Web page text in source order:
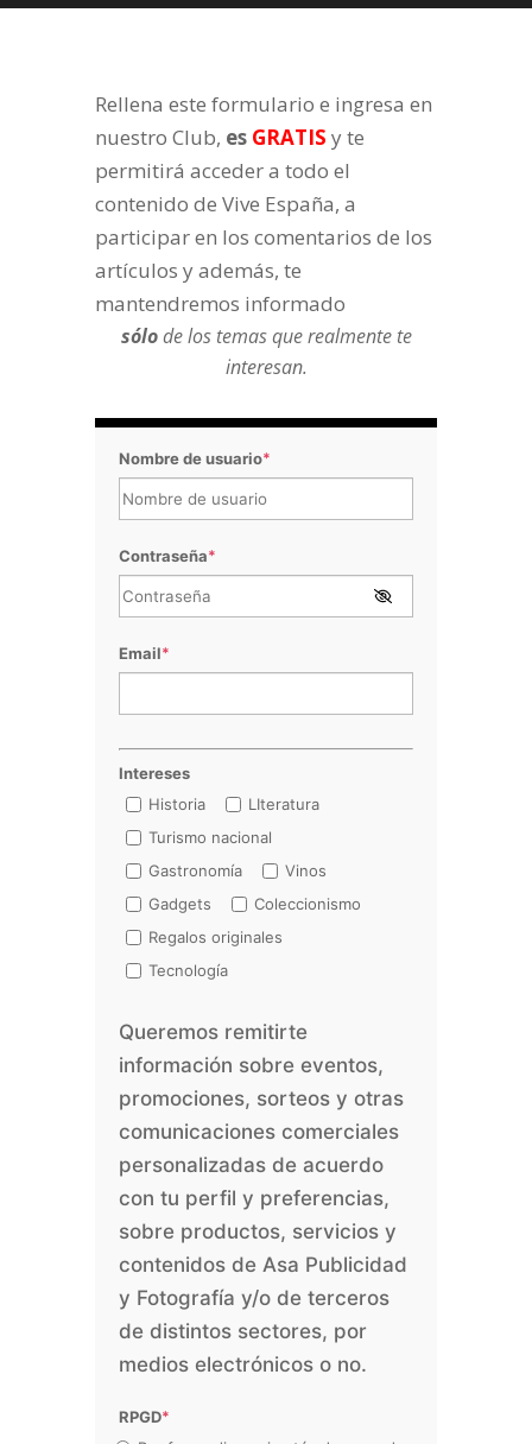
Rellena este formulario e ingresa en
nuestro Club, es GRATIS y te
permitirá acceder a todo el
contenido de Vive España, a
participar en los comentarios de los
artículos y además, te
mantendremos informado
sólode los temas que realmente te
interesan.
Nombre de usuario*
Contraseña*
Email*
Intereses
Historia
LIteratura
Turismo nacional
Gastronomía
Vinos
Gadgets
Coleccionismo
Regalos originales
Tecnología
Queremos remitirte
información sobre eventos,
promociones, sorteos y otras
comunicaciones comerciales
personalizadas de acuerdo
con tu perfil y preferencias,
sobre productos, servicios y
contenidos de Asa Publicidad
y Fotografía y/o de terceros
de distintos sectores, por
medios electrónicos o no.
RPGD*